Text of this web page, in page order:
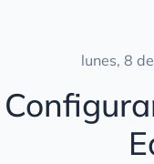
Sección
Sección
Sección
lunes, 8